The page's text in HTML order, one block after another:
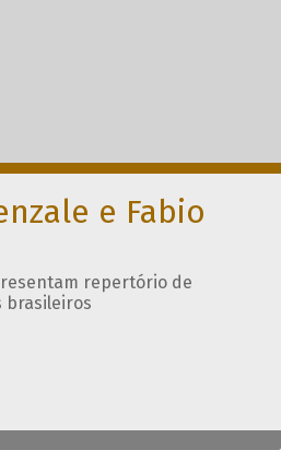
e Fabio
repertório de
brasileiros